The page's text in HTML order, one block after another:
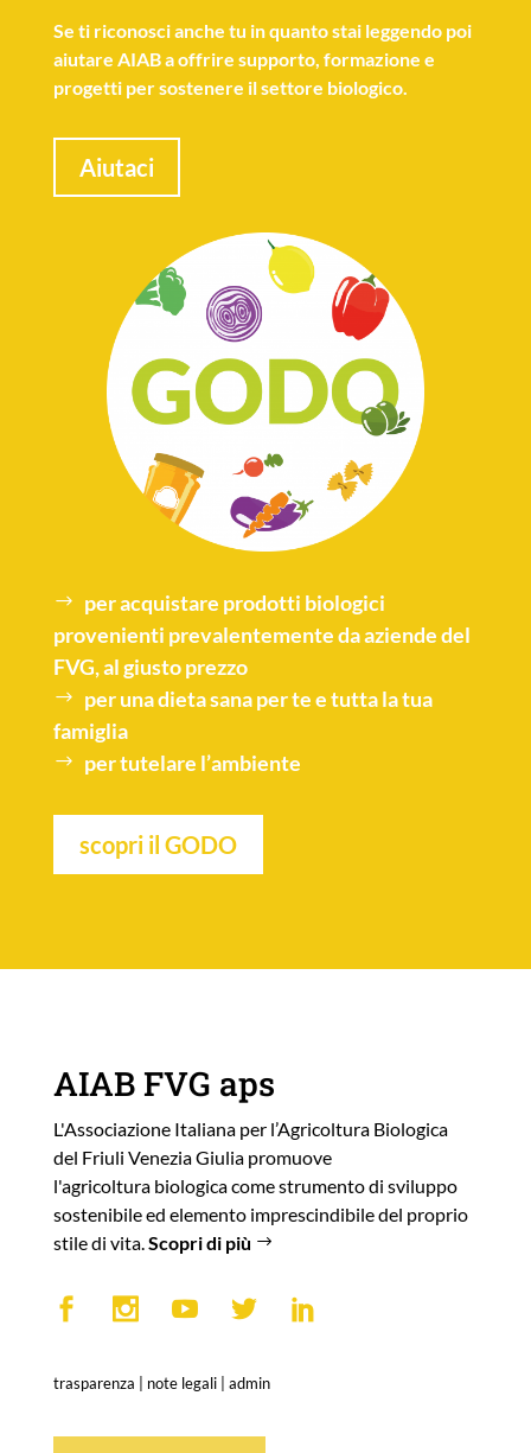
Se ti riconosci anche tu in quanto stai leggendo poi
aiutare AIAB a offrire supporto, formazione e
progetti per sostenere il settore biologico.
Aiutaci
per acquistare prodotti biologici
provenienti prevalentemente da aziende del
FVG, al giusto prezzo
per unadieta sanaper te e tutta la tua
famiglia
per tutelare l’ambiente
scopri il GODO
AIAB FVG aps
L'Associazione Italiana per l’Agricoltura Biologica
del Friuli Venezia Giulia promuove
l'agricoltura biologica come strumento di sviluppo
sostenibile ed elemento imprescindibile del proprio
stile di vita. Scopri di più
trasparenza note legali| admin